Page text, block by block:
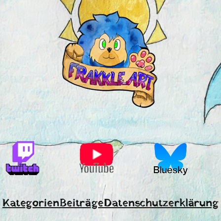
KategorienBeiträgeDatenschutzerklärung